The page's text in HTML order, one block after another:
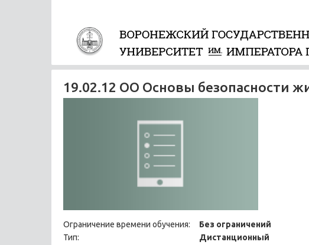
19.02.12 ОО Основы безопасности
Ограничение времени обучения:
Без ограничений
Тип:
Дистанционный